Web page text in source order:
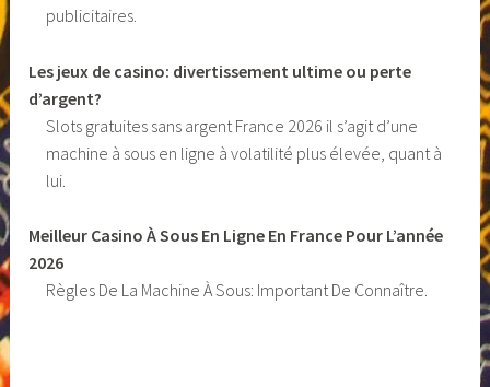
publicitaires.
Les jeux de casino: divertissement ultime ou perte
d’argent?
Slots gratuites sans argent France 2026 il s’agit d’une
machine à sous en ligne à volatilité plus élevée, quant à
lui.
Meilleur Casino À Sous En Ligne En France Pour L’année
2026
Règles De La Machine À Sous: Important De Connaître.